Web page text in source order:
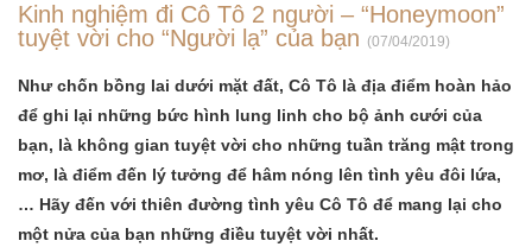
Kinh nghiệm đi Cô Tô 2 người – “Honeymoon”
tuyệt vời cho “Người lạ” của bạn (07/04/2019)
Như chốn bồng lai dưới mặt đất, Cô Tô là địa điểm hoàn hảo
để ghi lại những bức hình lung linh cho bộ ảnh cưới của
bạn, là không gian tuyệt vời cho những tuần trăng mật trong
mơ, là điểm đến lý tưởng để hâm nóng lên tình yêu đôi lứa,
… Hãy đến với thiên đường tình yêu Cô Tô để mang lại cho
một nửa của bạn những điều tuyệt vời nhất.